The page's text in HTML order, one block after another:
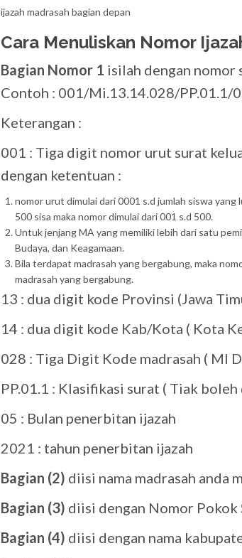
ijazah madrasah bagian depan
Cara Menuliskan Nomor
Bagian Nomor 1 isilah dengan nomor
Contoh : 001/Mi.13.14.028/PP.01.1/
Keterangan :
001 : Tiga digit nomor urut surat
dengan ketentuan :
nomor urut dimulai dari 0001 s.d jumlah siswa
500 sisa maka nomor dimulai dari 001 s.d 500.
Untuk jenjang MA yang memiliki lebih dari satu
Budaya, dan Keagamaan.
Bila terdapat madrasah yang bergabung, maka
madrasah yang bergabung.
13 : dua digit kode Provinsi (Jawa
14 : dua digit kode Kab/Kota ( Kota
028 : Tiga Digit Kode madrasah ( MI
PP.01.1 : Klasifikasi surat ( Tiak boleh
05 : Bulan penerbitan ijazah
2021 : tahun penerbitan ijazah
Bagian (2) diisi nama madrasah anda
Bagian (3) diisi dengan Nomor Pokok
Bagian (4) diisi dengan nama